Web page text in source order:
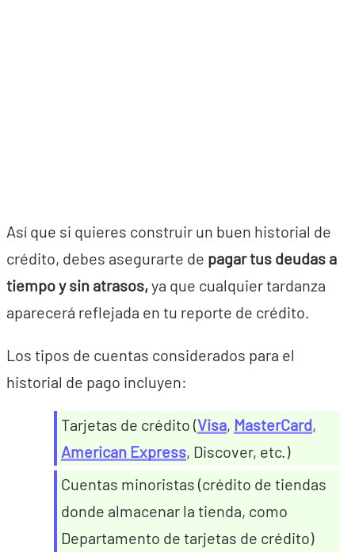
Así que si quieres construir un buen historial de
crédito, debes asegurarte de pagar tus deudas a
tiempo y sin atrasos,ya que cualquier tardanza
aparecerá reflejada en tu reporte de crédito.
Los tipos de cuentas considerados para el
historial de pago incluyen:
Tarjetas de crédito (Visa, MasterCard,
American Express, Discover, etc.)
Cuentas minoristas (crédito de tiendas
donde almacenar la tienda, como
Departamento de tarjetas de crédito)